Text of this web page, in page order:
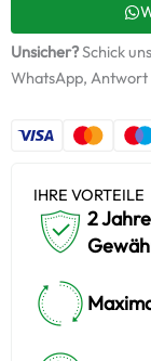
Unsicher?Schick uns
WhatsApp, Antwort
IHRE VORTEILE
2